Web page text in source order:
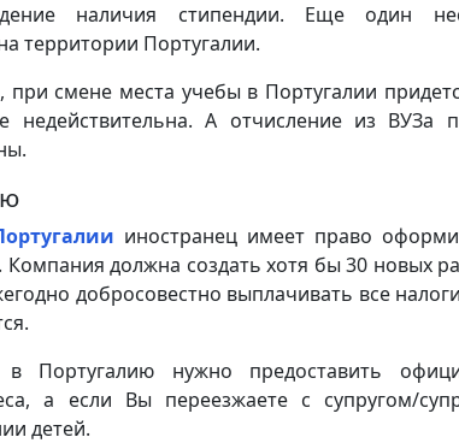
наличия стипендии. Еще один
территории Португалии.
при смене места учебы в Португалии
недействительна. А отчисление из ВУЗа
иностранец имеет право
должна создать хотя бы 30 новых
добросовестно выплачивать все
Португалию нужно предоставить
а если Вы переезжаете с супругом/
детей.